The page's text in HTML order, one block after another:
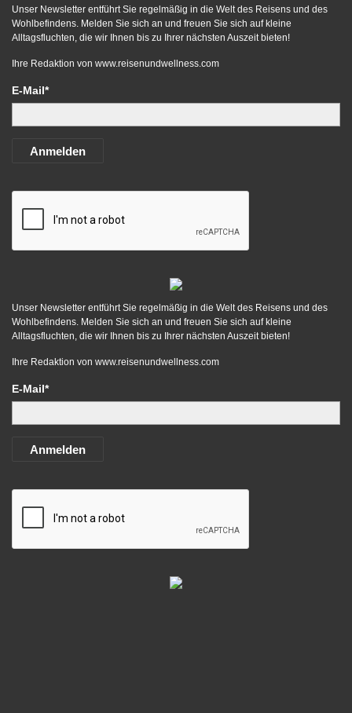
Unser Newsletter entführt Sie regelmäßig in die Welt des Reisens und des
Wohlbefindens. Melden Sie sich an und freuen Sie sich auf kleine
Alltagsfluchten, die wir Ihnen bis zu Ihrer nächsten Auszeit bieten!
Ihre Redaktion von www.reisenundwellness.com
E-Mail*
Anmelden
Unser Newsletter entführt Sie regelmäßig in die Welt des Reisens und des
Wohlbefindens. Melden Sie sich an und freuen Sie sich auf kleine
Alltagsfluchten, die wir Ihnen bis zu Ihrer nächsten Auszeit bieten!
Ihre Redaktion von www.reisenundwellness.com
E-Mail*
Anmelden